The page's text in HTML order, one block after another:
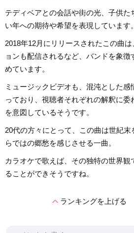
テディベアとの会話や街の光、子供た
い年への期待や希望を表現しています。
2018年12月にリリースされたこの曲
ョンも配信されるなど、バンドを象
めています。
ミュージックビデオも、混沌とした
っており、視聴者それぞれの解釈に委
を意図しているそうです。
20代の方々にとって、この曲は世紀
らではの郷愁を感じさせる一曲。
カラオケで歌えば、その独特の世界
ることができそうですね。
expand_lessランキングを上げる